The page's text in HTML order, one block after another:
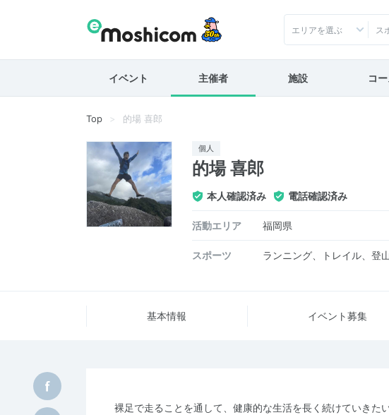
エリアを選ぶ ス
イベント 主催者 施設 コ
Top 的場 喜郎
個人
的場 喜郎
本人確認済み 電話確認済み
活動エリア 福岡県
スポーツ ランニング、トレイル、登
基本情報 イベント募集
裸足で走ることを通して、健康的な生活を長く続けていきた